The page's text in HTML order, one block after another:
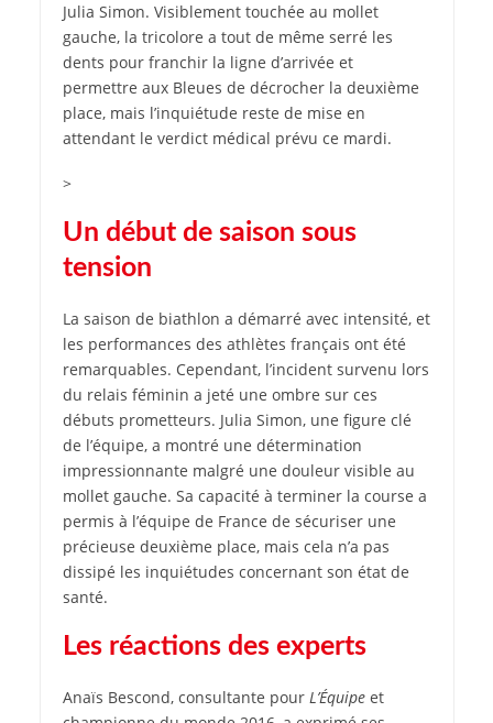
Julia Simon. Visiblement touchée au mollet
gauche, la tricolore a tout de même serré les
dents pour franchir la ligne d’arrivée et
permettre aux Bleues de décrocher la deuxième
place, mais l’inquiétude reste de mise en
attendant le verdict médical prévu ce mardi.
>
Un début de saison sous
tension
La saison de biathlon a démarré avec intensité, et
les performances des athlètes français ont été
remarquables. Cependant, l’incident survenu lors
du relais féminin a jeté une ombre sur ces
débuts prometteurs. Julia Simon, une figure clé
de l’équipe, a montré une détermination
impressionnante malgré une douleur visible au
mollet gauche. Sa capacité à terminer la course a
permis à l’équipe de France de sécuriser une
précieuse deuxième place, mais cela n’a pas
dissipé les inquiétudes concernant son état de
santé.
Les réactions des experts
Anaïs Bescond, consultante pour L’Équipeet